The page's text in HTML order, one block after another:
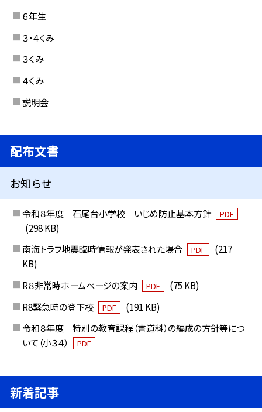
６年生
３・４くみ
３くみ
４くみ
説明会
配布文書
お知らせ
令和８年度 石尾台小学校 いじめ防止基本方針 PDF
(298 KB)
南海トラフ地震臨時情報が発表された場合
PDF
(217
KB)
R８非常時ホームページの案内
PDF
(75 KB)
R8緊急時の登下校
PDF
(191 KB)
令和８年度 特別の教育課程（書道科）の編成の方針等につ
いて（小３４）
PDF
新着記事